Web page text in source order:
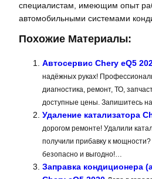
специалистам, имеющим опыт
автомобильными системами
Похожие Материалы:
Автосервис Chery eQ5
надёжных руках!
диагностика, ремонт, ТО,
доступные цены. Запишитесь
Удаление катализатора
дорогом ремонте! Удалили
получили прибавку к мощности?
безопасно и выгодно!…
Заправка кондиционера